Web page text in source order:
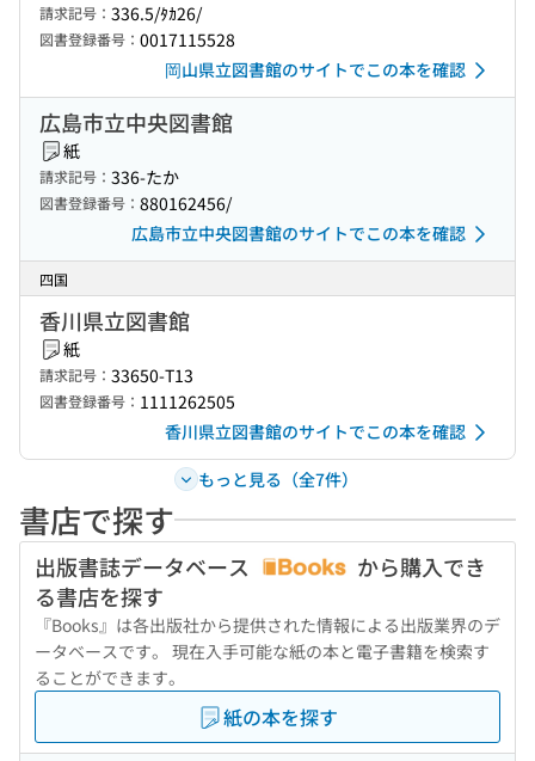
請求記号： 336.5/ﾀｶ26/
図書登録番号： 0017115528
岡山県立図書館のサイトでこの本を確認
広島市立中央図書館
紙
請求記号： 336-たか
図書登録番号： 880162456/
広島市立中央図書館のサイトでこの本を確認
四国
香川県立図書館
紙
請求記号： 33650-T13
図書登録番号： 1111262505
香川県立図書館のサイトでこの本を確認
もっと見る（全7件）
書店で探す
出版書誌データベース
から購入でき
る書店を探す
『Books』は各出版社から提供された情報による出版業界のデ
ータベースです。 現在入手可能な紙の本と電子書籍を検索す
ることができます。
紙の本を探す